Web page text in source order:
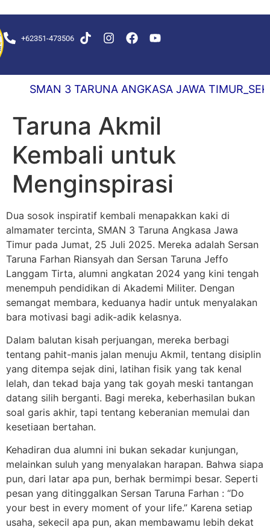
+62351-473506
SMAN 3 TARUNA ANGKASA JAWA
Taruna Akmil
Kembali untuk
Menginspirasi
Dua sosok inspiratif kembali menapakkan kaki di
almamater tercinta, SMAN 3 Taruna Angkasa Jawa
Timur pada Jumat, 25 Juli 2025. Mereka adalah Sersan
Taruna Farhan Riansyah dan Sersan Taruna Jeffo
Langgam Tirta, alumni angkatan 2024 yang kini tengah
menempuh pendidikan di Akademi Militer. Dengan
semangat membara, keduanya hadir untuk menyalakan
bara motivasi bagi adik-adik kelasnya.
Dalam balutan kisah perjuangan, mereka berbagi
tentang pahit-manis jalan menuju Akmil, tentang disiplin
yang ditempa sejak dini, latihan fisik yang tak kenal
lelah, dan tekad baja yang tak goyah meski tantangan
datang silih berganti. Bagi mereka, keberhasilan bukan
soal garis akhir, tapi tentang keberanian memulai dan
kesetiaan bertahan.
Kehadiran dua alumni ini bukan sekadar kunjungan,
melainkan suluh yang menyalakan harapan. Bahwa siapa
pun, dari latar apa pun, berhak bermimpi besar. Seperti
pesan yang ditinggalkan Sersan Taruna Farhan : “Do
your best in every moment of your life.” Karena setiap
usaha, sekecil apa pun, akan membawamu lebih dekat